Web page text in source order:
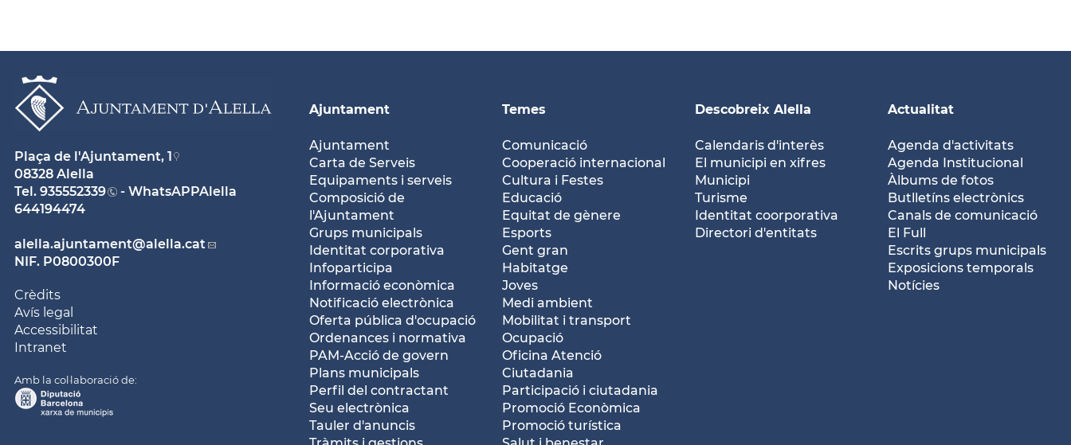
Ajuntament
Ajuntament
Carta de Serveis
Equipaments i serveis
Composició de
l'Ajuntament
Grups municipals
Identitat corporativa
Infoparticipa
Informació econòmica
Notificació electrònica
Oferta pública d'ocupació
Ordenances i normativa
PAM-Acció de govern
Plans municipals
Perfil del contractant
Seu electrònica
Tauler d'anuncis
Temes
Comunicació
Cooperació internacional
Cultura i Festes
Educació
Equitat de gènere
Esports
Gent gran
Habitatge
Joves
Medi ambient
Mobilitat i transport
Ocupació
Oficina Atenció
Ciutadania
Participació i ciutadania
Promoció Econòmica
Promoció turística
Descobreix Alella
Calendaris d'interès
El municipi en xifres
Municipi
Turisme
Identitat coorporativa
Directori d'entitats
Actualitat
Agenda d'activitats
Agenda Institucional
Àlbums de fotos
Butlletíns electrònics
Canals de comunicació
El Full
Escrits grups municipals
Exposicions temporals
Notícies
Plaça de l'Ajuntament, 1
08328 Alella
Tel. 935552339
- WhatsAPPAlella
644194474
alella.ajuntament@alella.cat
NIF. P0800300F
Crèdits
Avís legal
Accessibilitat
Intranet
Amb la col·laboració de: